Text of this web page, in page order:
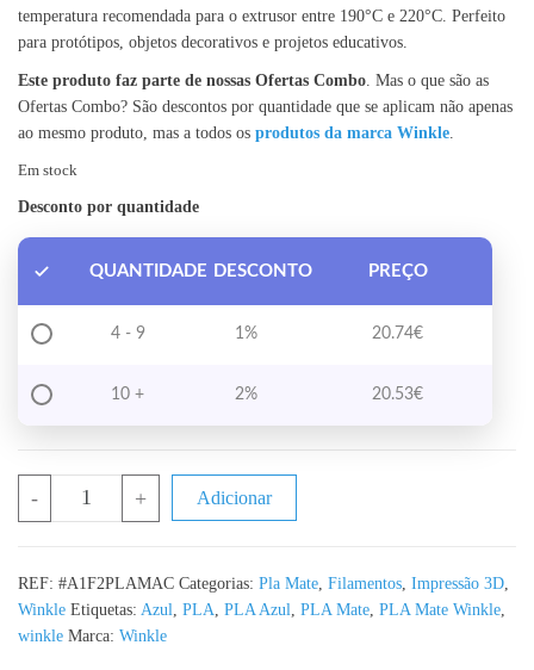
temperatura recomendada para o extrusor entre 190°C e 220°C. Perfeito
para protótipos, objetos decorativos e projetos educativos.
Este produto faz parte de nossas Ofertas Combo . Mas o que são as
Ofertas Combo? São descontos por quantidade que se aplicam não apenas
ao mesmo produto, mas a todos os produtos da marca Winkle
Em stock
Desconto por quantidade
QUANTIDADE DESCONTO PREÇO
4 - 9 1% 20.74€
10 + 2% 20.53€
- + Adicionar
REF: #A1F2PLAMAC Categorias: Pla Mate Filamentos Impressão 3D
Winkle Etiquetas: Azul PLA PLA Azul PLA Mate PLA Mate Winkle
winkle Marca: Winkle